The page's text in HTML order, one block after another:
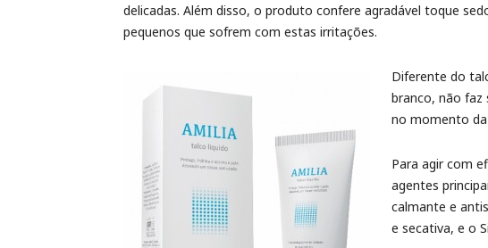
delicadas. Além disso, o produto confere agradável toque
pequenos que sofrem com estas irritações.
Diferente do
branco, não faz
no momento da
Para agir com
agentes
calmante e
e secativa, e o